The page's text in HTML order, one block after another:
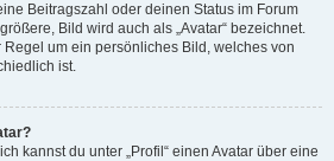
Beitragszahl oder deinen Status im Forum
Bild wird auch als „Avatar“ bezeichnet.
um ein persönliches Bild, welches von
ist.
kannst du unter „Profil“ einen Avatar über eine